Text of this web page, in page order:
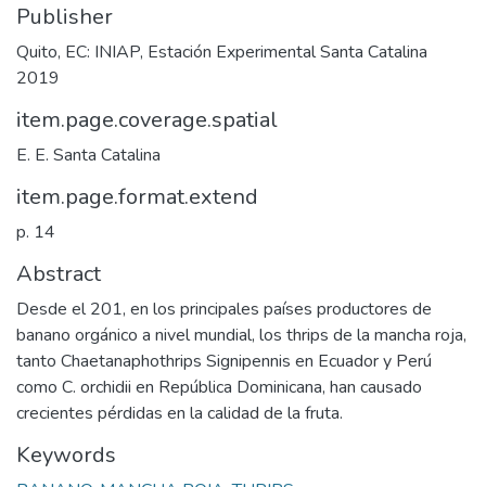
Publisher
Quito, EC: INIAP, Estación Experimental Santa Catalina
2019
item.page.coverage.spatial
E. E. Santa Catalina
item.page.format.extend
p. 14
Abstract
Desde el 201, en los principales países productores de
banano orgánico a nivel mundial, los thrips de la mancha roja,
tanto Chaetanaphothrips Signipennis en Ecuador y Perú
como C. orchidii en República Dominicana, han causado
crecientes pérdidas en la calidad de la fruta.
Keywords